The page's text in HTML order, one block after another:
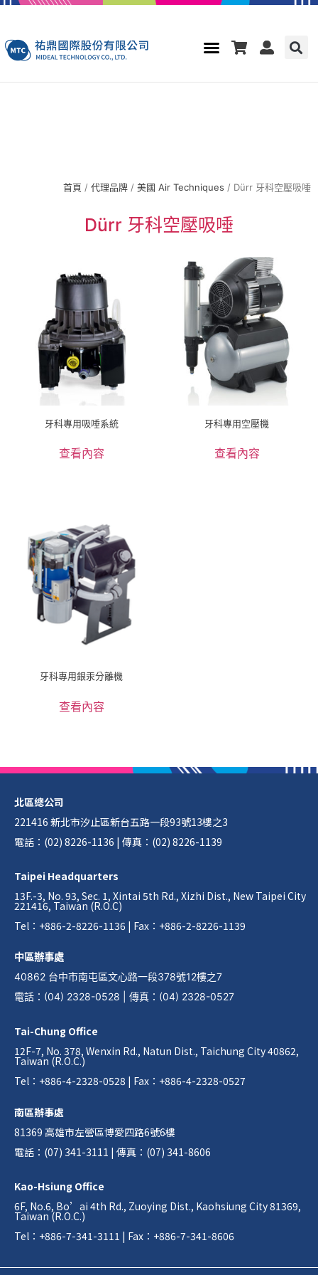
首頁 / 代理品牌 / 美國 Air Techniques / Dürr 牙科空壓吸唾
Dürr 牙科空壓吸唾
牙科專用吸唾系統
查看內容
牙科專用空壓機
查看內容
牙科專用銀汞分離機
查看內容
北區總公司
221416 新北市汐止區新台五路一段93號13樓之3
電話：(02) 8226-1136 | 傳真：(02) 8226-1139
Taipei Headquarters
13F.-3, No. 93, Sec. 1, Xintai 5th Rd., Xizhi Dist., New Taipei City
221416, Taiwan (R.O.C)
Tel：+886-2-8226-1136 | Fax：+886-2-8226-1139
中區辦事處
40862 台中市南屯區文心路一段378號12樓之7
電話 ： (04) 2328-0528 傳真 ： (04) 2328-0527
Tai-Chung Office
12F-7, No. 378, Wenxin Rd., Natun Dist., Taichung City 40862,
Taiwan (R.O.C.)
Tel：+886-4-2328-0528 | Fax：+886-4-2328-0527
南區辦事處
81369 高雄市左營區博愛四路6號6樓
電話：(07) 341-3111 | 傳真：(07) 341-8606
Kao-Hsiung Office
6F, No.6, Bo’ai 4th Rd., Zuoying Dist., Kaohsiung City 81369,
Taiwan (R.O.C.)
Tel：+886-7-341-3111 | Fax：+886-7-341-8606